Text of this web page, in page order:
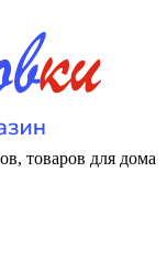
товаров для дома